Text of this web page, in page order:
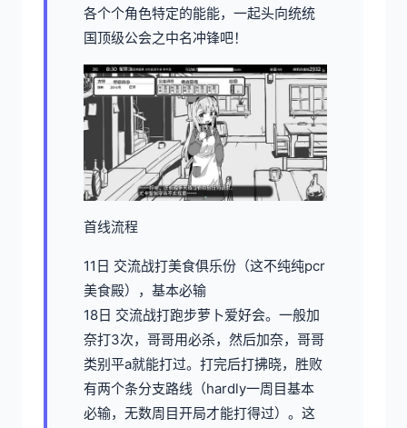
各个个角色特定的能能，一起头向统统
国顶级公会之中名冲锋吧！
首线流程
11日 交流战打美食俱乐份（这不纯纯pcr
美食殿），基本必输
18日 交流战打跑步萝卜爱好会。一般加
奈打3次，哥哥用必杀，然后加奈，哥哥
类别平a就能打过。打完后打拂晓，胜败
有两个条分支路线（hardly一周目基本
必输，无数周目开局才能打得过）。这